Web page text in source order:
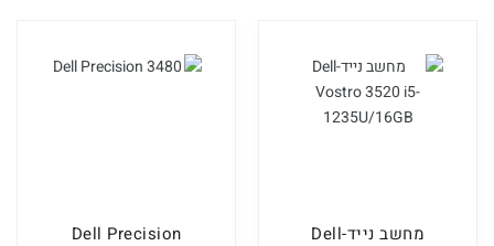
מחשב נייד-Dell
Dell Precision